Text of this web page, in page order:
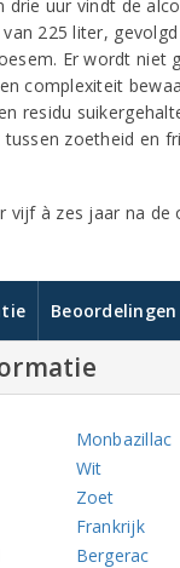
drie uur vindt de
225 liter,
Er wordt niet
complexiteit
residu
zoetheid en
vijf à zes jaar na de
Beoordelingen
Monbazillac
Wit
Zoet
Frankrijk
Bergerac